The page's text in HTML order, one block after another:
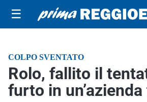
☰
COLPO SVENTATO
Rolo, fallito il
furto in